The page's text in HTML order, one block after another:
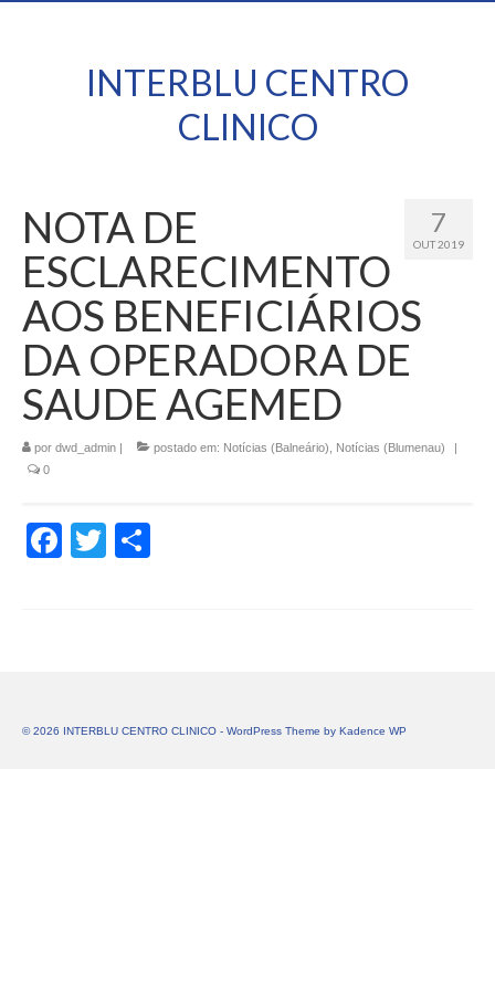
INTERBLU CENTRO
CLINICO
7
OUT 2019
NOTA DE
ESCLARECIMENTO
AOS BENEFICIÁRIOS
DA OPERADORA DE
SAUDE AGEMED
por dwd_admin | postado em: Notícias (Balneário) Notícias (Blumenau)
|
0
Facebook
Twitter
© 2026 INTERBLU CENTRO CLINICO - WordPress Theme by Kadence WP